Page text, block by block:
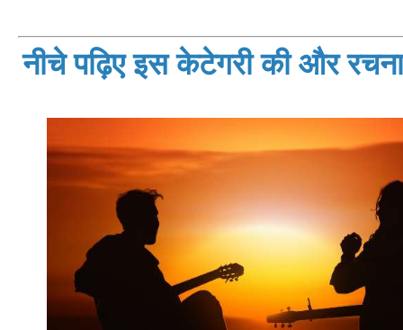
नीचे पढ़िए इस केटेगरी की और